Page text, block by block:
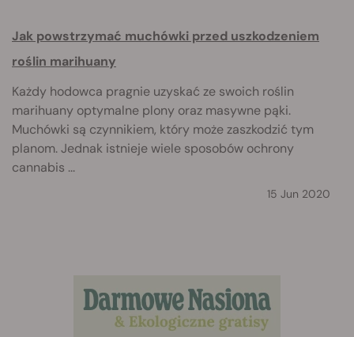
Jak powstrzymać muchówki przed uszkodzeniem
roślin marihuany
Każdy hodowca pragnie uzyskać ze swoich roślin
marihuany optymalne plony oraz masywne pąki.
Muchówki są czynnikiem, który może zaszkodzić tym
planom. Jednak istnieje wiele sposobów ochrony
cannabis ...
15 Jun 2020